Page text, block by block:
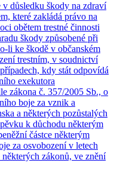
v důsledku škody na zdraví
které zakládá právo na
obětem trestné činnosti
škody způsobené při
li ke škodě v občanském
trestním, v soudnictví
kdy stát odpovídá
exekutora
zákona č. 357/2005 Sb., o
boje za vznik a
a některých pozůstalých
k důchodu některým
částce některým
za osvobození v letech
zákonů, ve znění